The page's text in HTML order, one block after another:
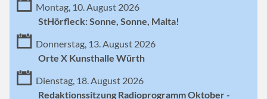
Montag, 10. August 2026
StHörfleck: Sonne, Sonne, Malta!
Donnerstag, 13. August 2026
Orte X Kunsthalle Würth
Dienstag, 18. August 2026
Redaktionssitzung Radioprogramm Oktober -